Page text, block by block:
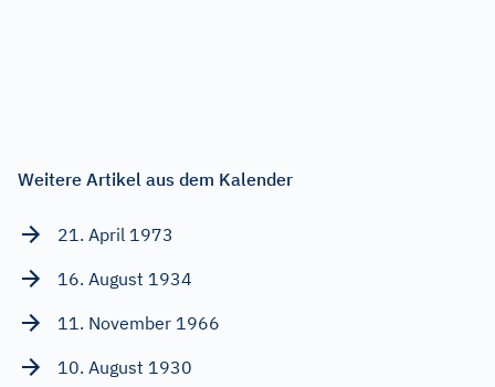
Weitere Artikel aus dem Kalender
21. April 1973
16. August 1934
11. November 1966
10. August 1930